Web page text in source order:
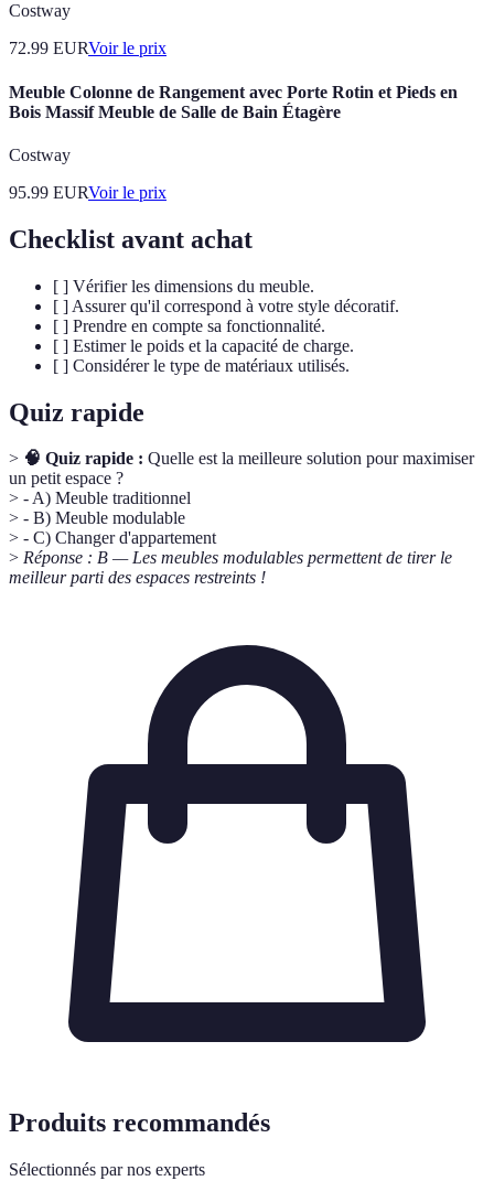
Costway
72.99 EURVoir le prix
Meuble Colonne de Rangement avec Porte Rotin et Pieds en
Bois Massif Meuble de Salle de Bain Étagère
Costway
95.99 EURVoir le prix
Checklist avant achat
[ ] Vérifier les dimensions du meuble.
[ ] Assurer qu'il correspond à votre style décoratif.
[ ] Prendre en compte sa fonctionnalité.
[ ] Estimer le poids et la capacité de charge.
[ ] Considérer le type de matériaux utilisés.
Quiz rapide
> 🧠 Quiz rapide : Quelle est la meilleure solution pour maximiser
un petit espace ?
> - A) Meuble traditionnel
> - B) Meuble modulable
> - C) Changer d'appartement
> Réponse : B — Les meubles modulables permettent de tirer le
meilleur parti des espaces restreints !
Produits recommandés
Sélectionnés par nos experts